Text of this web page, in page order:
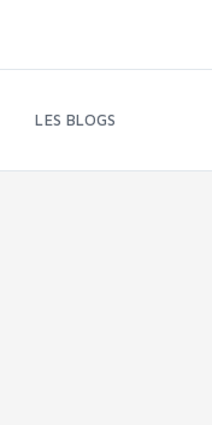
LES BLOGS